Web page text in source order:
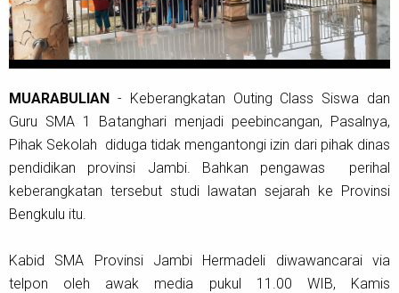
MUARABULIAN - Keberangkatan Outing Class Siswa dan
Guru SMA 1 Batanghari menjadi peebincangan, Pasalnya,
Pihak Sekolah diduga tidak mengantongi izin dari pihak dinas
pendidikan provinsi Jambi. Bahkan pengawas perihal
keberangkatan tersebut studi lawatan sejarah ke Provinsi
Bengkulu itu.
Kabid SMA Provinsi Jambi Hermadeli diwawancarai via
telpon oleh awak media pukul 11.00 WIB, Kamis